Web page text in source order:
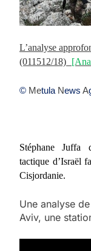
L’analyse
(011512/18)
© Metula News A
Stéphane Juffa
tactique d’Israël
Cisjordanie.
Une analyse
Aviv, une